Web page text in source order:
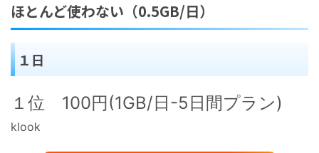
ほとんど使わない（0.5GB/日）
１日
１位 100円(1GB/日-5日間プラン)
klook